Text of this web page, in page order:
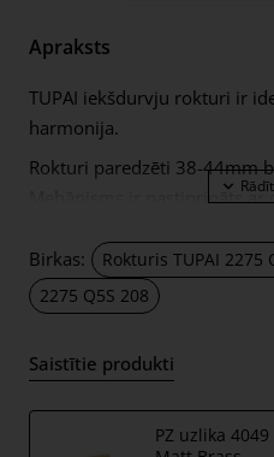
Apraksts
TUPAI iekšdurvju rokturi ir
harmonija.
Rokturi paredzēti 38-44mm
Mehānisms ir pastiprināts ar
metāla rozetēm. Ilgu un ērtu
rokturu komplekts ar TUPAI
rokturu pāris – pa
2 gab. montāžas
Birkas:
Rokturis TUPAI 2275
2275 Q5S 208
Saistītie produkti
PZ uzlika 4049